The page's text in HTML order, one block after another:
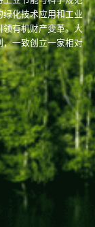
绿化技术应用和工业
领有机财产变革。大
，一致创立一家相对